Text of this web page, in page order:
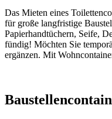
Das Mieten eines
für große langfristige
Papierhandtüchern, Seife,
fündig! Möchten Sie
ergänzen. Mit